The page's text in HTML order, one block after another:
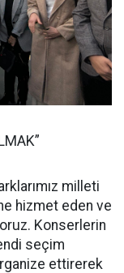
milleti
hizmet eden ve
Konserlerin
seçim
ettirerek